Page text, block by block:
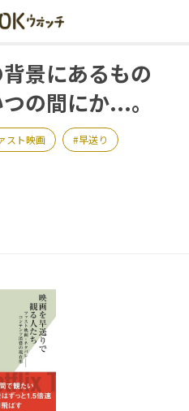
背景にあるもの
の間にか...。
スト映画 早送り